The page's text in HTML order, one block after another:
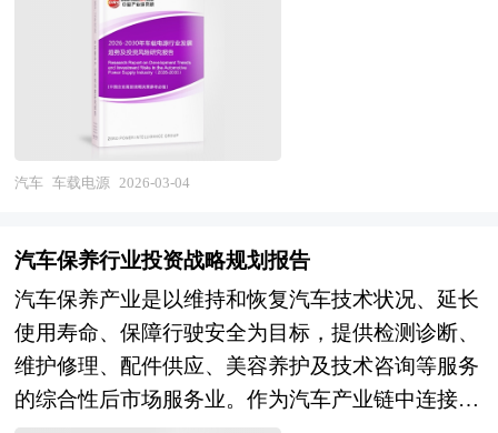
成为全球贸易量的核心衡量指标。它通过统一规
格、结构和标记系统，实现了全球供应链中船舶、
铁路、卡车和港口设备的无缝对接，显著降低了装
卸成本、货损率和运输时间。集装箱的广泛应用推
动了“门到门”物流服务的发展，使货物在整个运输
过程中保持原始装载状态，尤其适用于易碎品、高
研究报告中的集装箱行业数据分析以权威的国家统
计数据为基础，采用宏观和微观相结合的分析方
式，利用科学的统计分析方法，在描述行业概貌的
同时，对集装箱行业进行细化分析，重点企业状况
等。报告中主要运用图表及表格方式，直观地阐明
涵盖新能源汽车中高度集成化的车载充电机
（OBC）和DC/DC变换器等核心电控部件。随着新
能源汽车的普及与智能网联技术的快速发展，车载
电源已从单一功能设备演变为集高效能量管理、高
压化、智能化于一体的综合性电源系统。 在当
前“高压快充”“800V平台”等产业热点推动下，车载
和低电磁干扰方向持续升级，以适配更高电压平台
时，在智能驾驶与车联网场景中，车载电源还需保
障雷达、摄像头、域控制器等高算力设备的持续稳
定供电，成为支撑自动驾驶安全运行的重要基础设
施。 车载电源研究报告对行业研究的内容和方法
汽车 车载电源 2026-03-04
汽车保养行业投资战略规划报告
汽车保养产业是以维持和恢复汽车技术状况、延长
使用寿命、保障行驶安全为目标，提供检测诊断、
维护修理、配件供应、美容养护及技术咨询等服务
的综合性后市场服务业。作为汽车产业链中连接制